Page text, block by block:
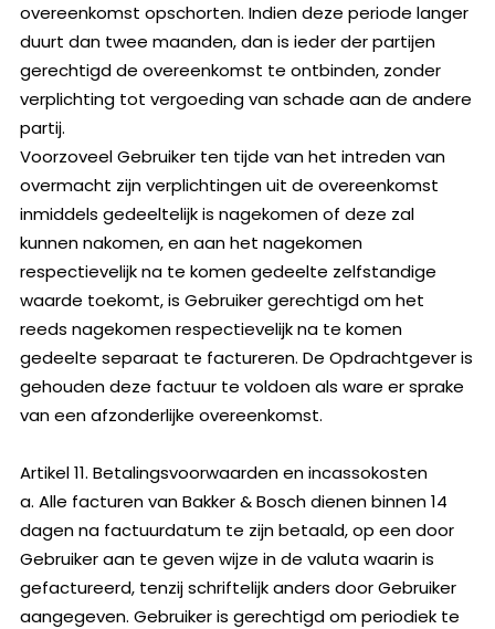
overeenkomst opschorten. Indien deze periode langer
duurt dan twee maanden, dan is ieder der partijen
gerechtigd de overeenkomst te ontbinden, zonder
verplichting tot vergoeding van schade aan de andere
partij.
Voorzoveel Gebruiker ten tijde van het intreden van
overmacht zijn verplichtingen uit de overeenkomst
inmiddels gedeeltelijk is nagekomen of deze zal
kunnen nakomen, en aan het nagekomen
respectievelijk na te komen gedeelte zelfstandige
waarde toekomt, is Gebruiker gerechtigd om het
reeds nagekomen respectievelijk na te komen
gedeelte separaat te factureren. De Opdrachtgever is
gehouden deze factuur te voldoen als ware er sprake
van een afzonderlijke overeenkomst.
Artikel 11. Betalingsvoorwaarden en incassokosten
a. Alle facturen van Bakker & Bosch dienen binnen 14
dagen na factuurdatum te zijn betaald, op een door
Gebruiker aan te geven wijze in de valuta waarin is
gefactureerd, tenzij schriftelijk anders door Gebruiker
aangegeven. Gebruiker is gerechtigd om periodiek te